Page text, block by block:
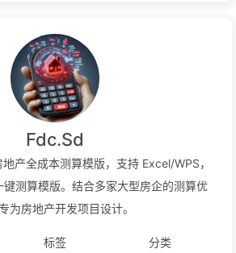
Fdc.Sd
产全成本测算模版，支持 Excel/WPS，
键测算模版。结合多家大型房企的测算优
为房地产开发项目设计。
标签 分类